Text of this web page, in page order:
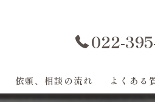
022-
依頼、相談の流れ よくある